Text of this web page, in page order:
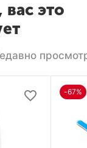
это
-67%